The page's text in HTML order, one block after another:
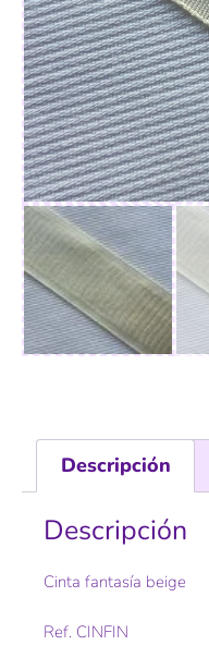
Descripción
Descripción
Cinta fantasía beige
Ref. CINFIN